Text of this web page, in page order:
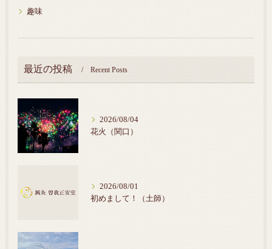
趣味
最近の投稿 Recent Posts
2026/08/04
花火（関口）
2026/08/01
初めまして！（土師）